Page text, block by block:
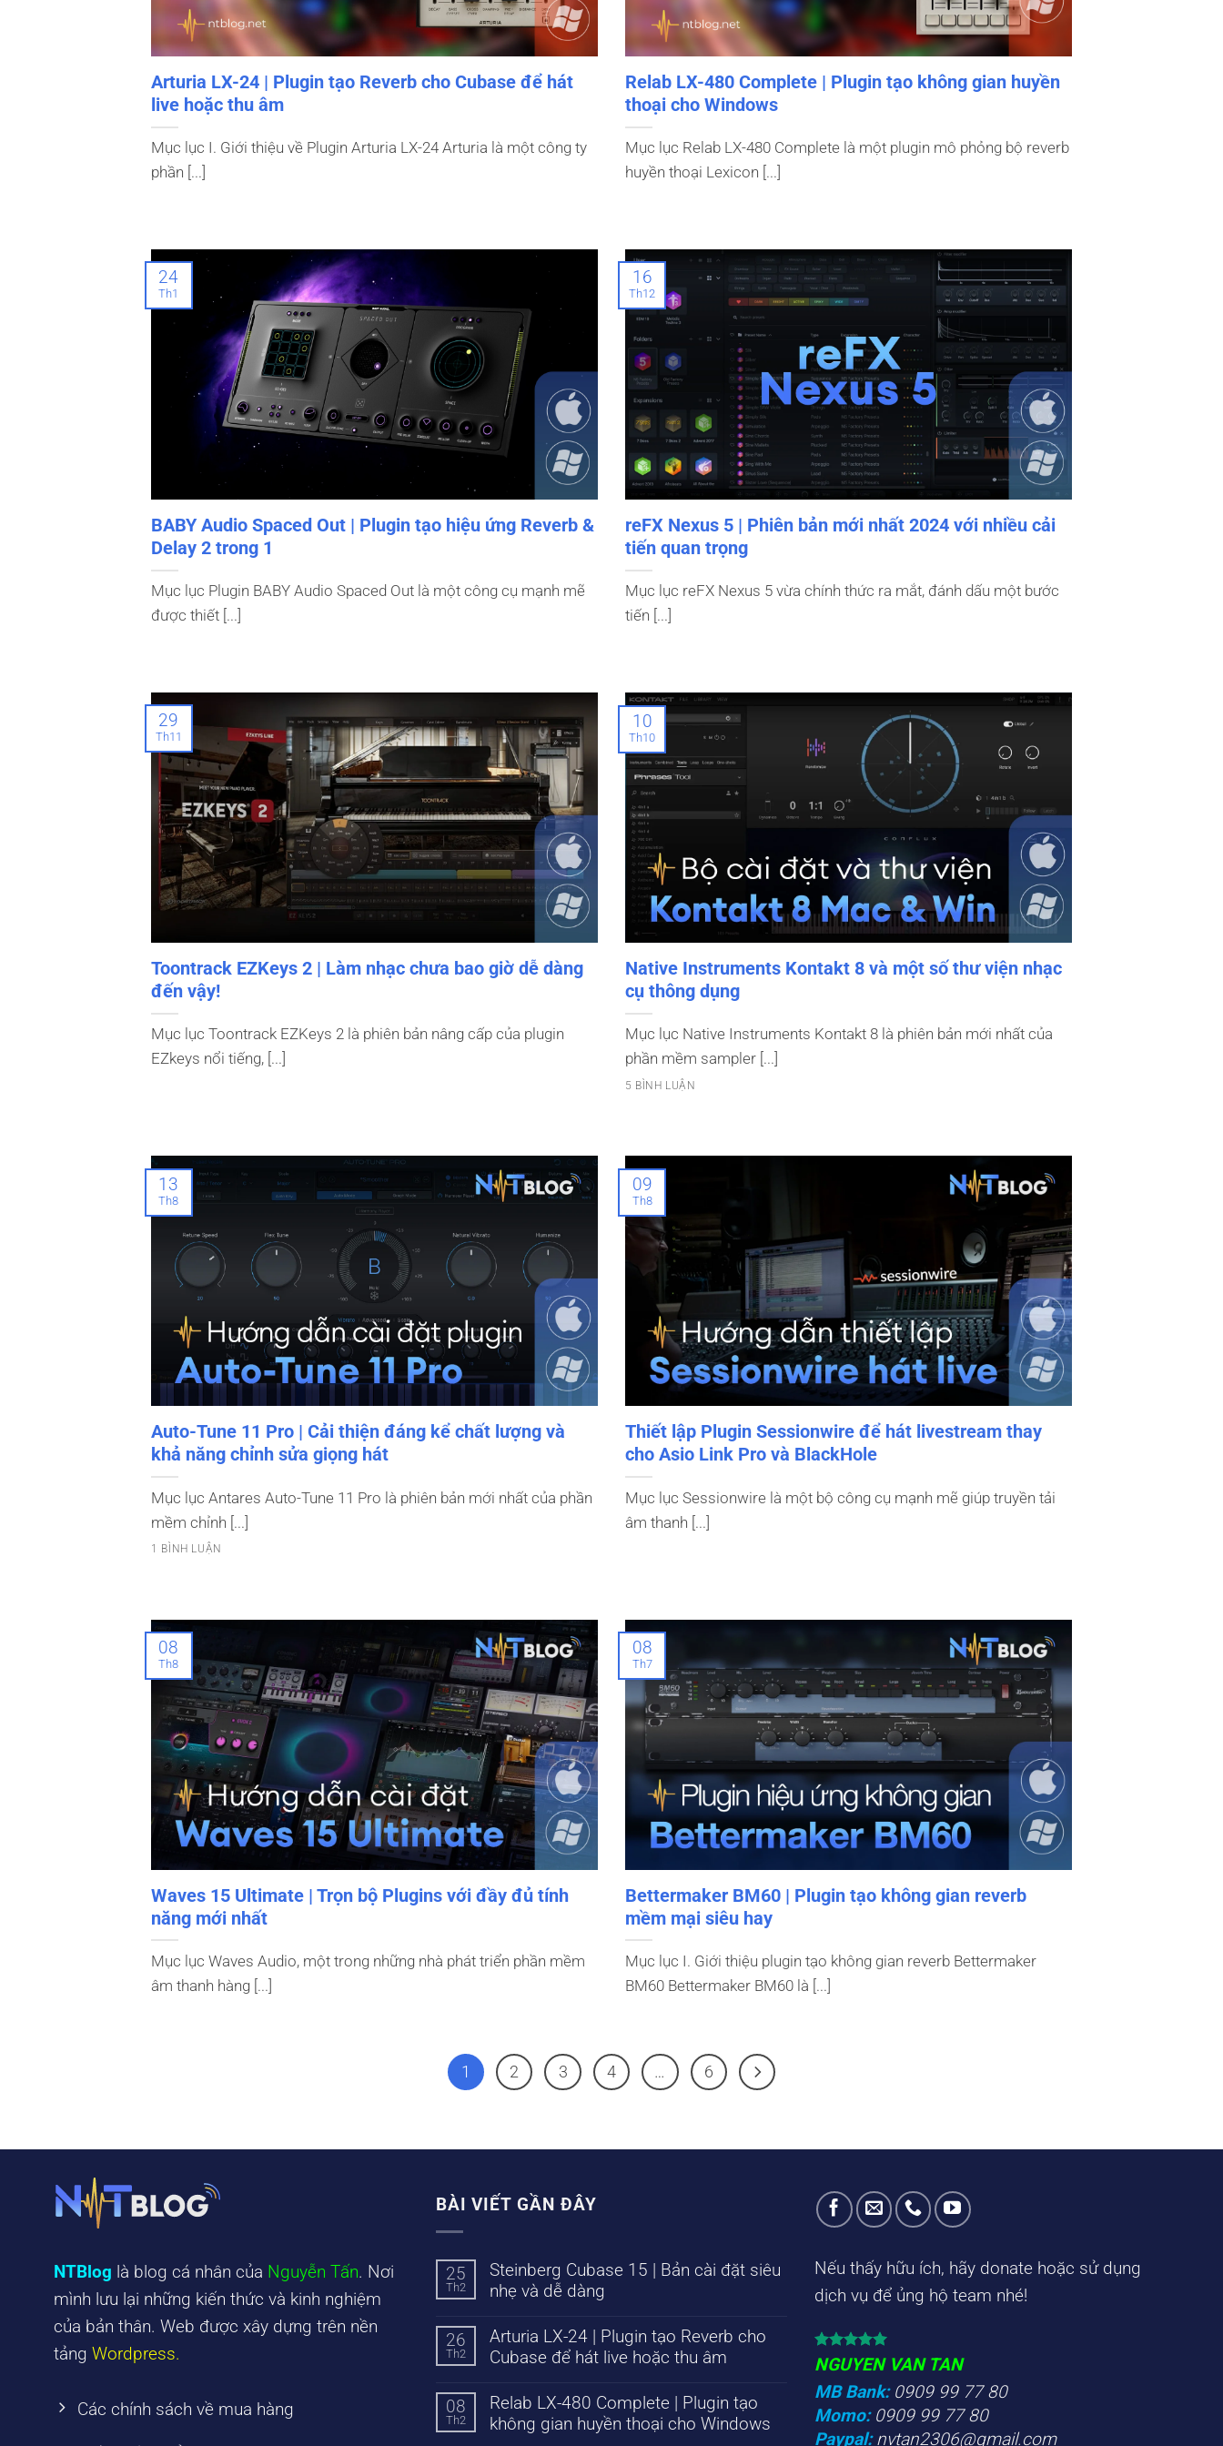
Arturia LX-24 | Plugin tạo Reverb cho Cubase để hát
live hoặc thu âm
Mục lục I. Giới thiệu về Plugin Arturia LX-24 Arturia là một công ty
phần [...]
Relab LX-480 Complete | Plugin tạo không gian huyền
thoại cho Windows
Mục lục Relab LX-480 Complete là một plugin mô phỏng bộ reverb
huyền thoại Lexicon [...]
BABY Audio Spaced Out | Plugin tạo hiệu ứng Reverb &
Delay 2 trong 1
Mục lục Plugin BABY Audio Spaced Out là một công cụ mạnh mẽ
được thiết [...]
24
Th1
reFX Nexus 5 | Phiên bản mới nhất 2024 với nhiều cải
tiến quan trọng
Mục lục reFX Nexus 5 vừa chính thức ra mắt, đánh dấu một bước
tiến [...]
16
Th12
Toontrack EZKeys 2 | Làm nhạc chưa bao giờ dễ dàng
đến vậy!
Mục lục Toontrack EZKeys 2 là phiên bản nâng cấp của plugin
EZkeys nổi tiếng, [...]
29
Th11
Native Instruments Kontakt 8 và một số thư viện nhạc
cụ thông dụng
Mục lục Native Instruments Kontakt 8 là phiên bản mới nhất của
phần mềm sampler [...]
5 BÌNH LUẬN
10
Th10
Auto-Tune 11 Pro | Cải thiện đáng kể chất lượng và
khả năng chỉnh sửa giọng hát
Mục lục Antares Auto-Tune 11 Pro là phiên bản mới nhất của phần
mềm chỉnh [...]
1 BÌNH LUẬN
13
Th8
Thiết lập Plugin Sessionwire để hát livestream thay
cho Asio Link Pro và BlackHole
Mục lục Sessionwire là một bộ công cụ mạnh mẽ giúp truyền tải
âm thanh [...]
09
Th8
Waves 15 Ultimate | Trọn bộ Plugins với đầy đủ tính
năng mới nhất
Mục lục Waves Audio, một trong những nhà phát triển phần mềm
âm thanh hàng [...]
08
Th8
Bettermaker BM60 | Plugin tạo không gian reverb
mềm mại siêu hay
Mục lục I. Giới thiệu plugin tạo không gian reverb Bettermaker
BM60 Bettermaker BM60 là [...]
08
Th7
1 2 3 4 … 6
NTBlog là blog cá nhân của Nguyễn Tấn. Nơi
mình lưu lại những kiến thức và kinh nghiệm
của bản thân. Web được xây dựng trên nền
tảng Wordpress.
Các chính sách về mua hàng
BÀI VIẾT GẦN ĐÂY
25
Th2
Steinberg Cubase 15 | Bản cài đặt siêu
nhẹ và dễ dàng
26
Th2
Arturia LX-24 | Plugin tạo Reverb cho
Cubase để hát live hoặc thu âm
08
Th2
Relab LX-480 Complete | Plugin tạo
không gian huyền thoại cho Windows
Nếu thấy hữu ích, hãy donate hoặc sử dụng
dịch vụ để ủng hộ team nhé!
NGUYEN VAN TAN
MB Bank:0909 99 77 80
Momo:0909 99 77 80
Paypal:nvtan2306@gmail.com